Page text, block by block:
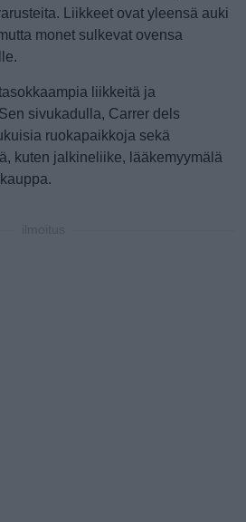
Liikkeet ovat yleensä auki
monet sulkevat ovensa
liikkeitä ja
sivukadulla, Carrer dels
ruokapaikkoja sekä
kuten jalkineliike, lääkemyymälä